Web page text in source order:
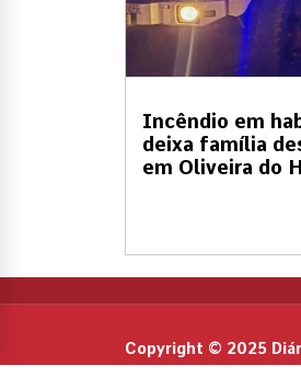
Incêndio em
deixa família
em Oliveira do
Copyright © 2025